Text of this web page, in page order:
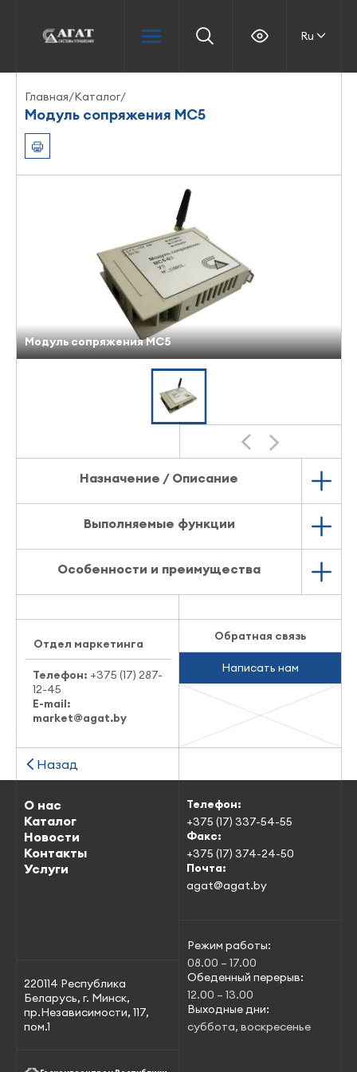
Ru
Главная/Каталог/
Модуль сопряжения МС5
Модуль сопряжения МС5
Назначение / Описание
Выполняемые функции
Особенности и преимущества
Отдел маркетинга
Телефон: +375 (17) 287-
12-45
E-mail:
market@agat.by
Обратная связь
Написать нам
Назад
О нас
Каталог
Новости
Контакты
Услуги
Режим работы:
08.00 – 17.00
Обеденный перерыв:
12.00 – 13.00
Выходные дни:
суббота, воскресенье
Телефон:
+375 (17) 337-54-55
Факс:
+375 (17) 374-24-50
Почта:
agat@agat.by
220114 Республика
Беларусь, г. Минск,
пр.Независимости, 117,
пом.1